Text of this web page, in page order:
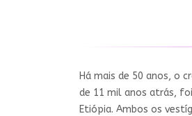
Há mais de 50 anos, o
de 11 mil anos atrás,
Etiópia. Ambos os